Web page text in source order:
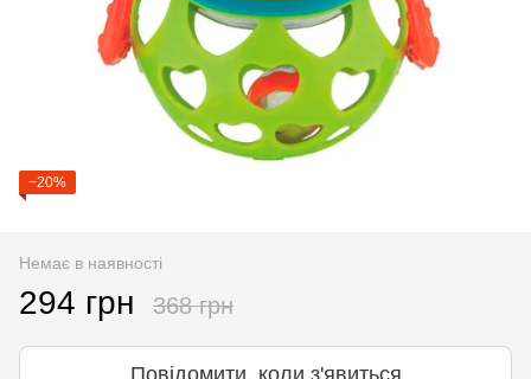
−20%
Немає в наявності
294 грн 368 грн
Повідомити, коли з'явиться